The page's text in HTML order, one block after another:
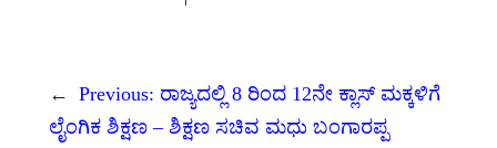
← Previous: ರಾಜ್ಯದಲ್ಲಿ 8 ರಿಂದ 12ನೇ ಕ್ಲಾಸ್ ಮಕ್ಕಳಿಗೆ
ಲೈಂಗಿಕ ಶಿಕ್ಷಣ – ಶಿಕ್ಷಣ ಸಚಿವ ಮಧು ಬಂಗಾರಪ್ಪ